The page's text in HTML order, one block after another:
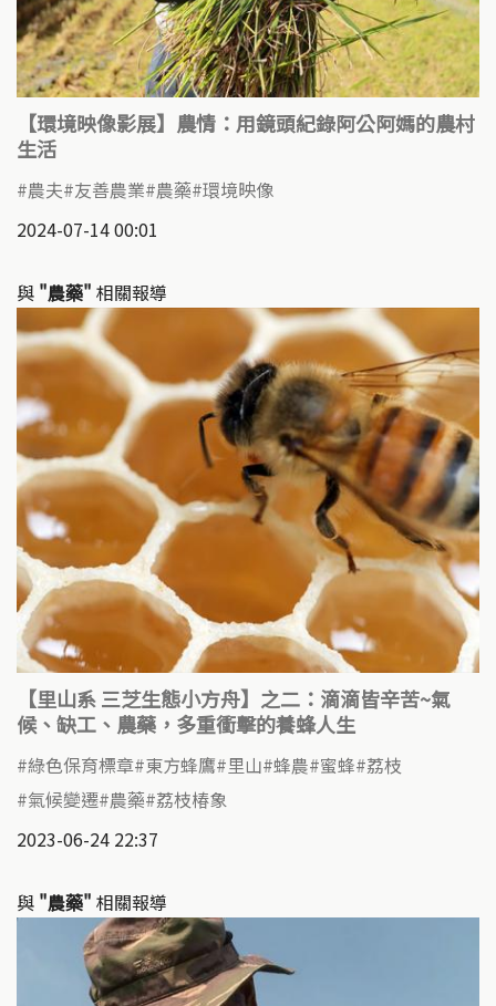
【環境映像影展】農情：用鏡頭紀錄阿公阿媽的農村
生活
農夫 友善農業 農藥 環境映像
2024-07-14 00:01
與 "農藥" 相關報導
【里山系 三芝生態小方舟】之二：滴滴皆辛苦~氣
候、缺工、農藥，多重衝擊的養蜂人生
綠色保育標章 東方蜂鷹 里山 蜂農 蜜蜂 荔枝
氣候變遷 農藥 荔枝椿象
2023-06-24 22:37
與 "農藥" 相關報導